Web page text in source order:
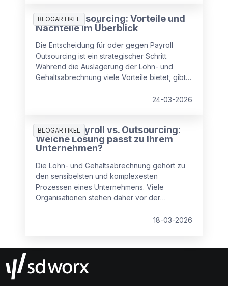
BLOGARTIKEL
Payroll Outsourcing: Vorteile und
Nachteile im Überblick
Die Entscheidung für oder gegen Payroll
Outsourcing ist ein strategischer Schritt.
Während die Auslagerung der Lohn- und
Gehaltsabrechnung viele Vorteile bietet, gibt
24-03-2026
BLOGARTIKEL
Inhouse Payroll vs. Outsourcing:
Welche Lösung passt zu Ihrem
Unternehmen?
Die Lohn- und Gehaltsabrechnung gehört zu
den sensibelsten und komplexesten
Prozessen eines Unternehmens. Viele
Organisationen stehen daher vor der
an einen externen Dienstleister auslagern?
18-03-2026